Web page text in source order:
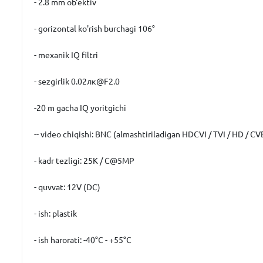
- 2.8 mm ob'ektiv
- gorizontal ko'rish burchagi 106°
- mexanik IQ filtri
- sezgirlik 0.02лк@F2.0
-20 m gacha IQ yoritgichi
-- video chiqishi: BNC (almashtiriladigan HDCVI / TVI / HD /
- kadr tezligi: 25K / C@5MP
- quvvat: 12V (DC)
- ish: plastik
- ish harorati: -40°C - +55°C